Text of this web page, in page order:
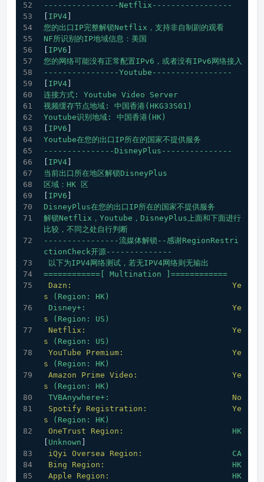
----------------Netflix-----------------
IPV4
您的出口IP完整解锁Netflix，支持非自制剧的观看
NF所识别的IP地域信息：美国
IPV6
您的网络可能没有正常配置IPv6，或者没有IPv6网络接入
----------------Youtube-----------------
IPV4
连接方式:
Youtube Video
Server
视频缓存节点地域:
中国香港(HKG33S01)
Youtube识别地域:
中国香港(HK)
IPV6
Youtube在您的出口IP所在的国家不提供服务
---------------DisneyPlus---------------
IPV4
当前出口所在地区解锁DisneyPlus
区域：HK
区
IPV6
DisneyPlus在您的出口IP所在的国家不提供服务
解锁Netflix，Youtube，DisneyPlus上面和下面进行
比较，不同之处自行判断
----------------流媒体解锁--感谢RegionRestri
ctionCheck开源--------------
以下为IPV4网络测试，若无IPV4网络则无输出
============[
Multination
]============
Dazn:
Ye
s
(Region:
HK)
Disney+:
Ye
s
(Region:
US)
Netflix:
Ye
s
(Region:
US)
YouTube Premium:
Ye
s
(Region:
HK)
Amazon Prime Video:
Ye
s
(Region:
HK)
TVBAnywhere+:
No
Spotify Registration:
Ye
s
(Region:
HK)
OneTrust Region:
HK
Unknown
iQyi Oversea Region:
CA
Bing Region:
HK
Apple Region:
HK